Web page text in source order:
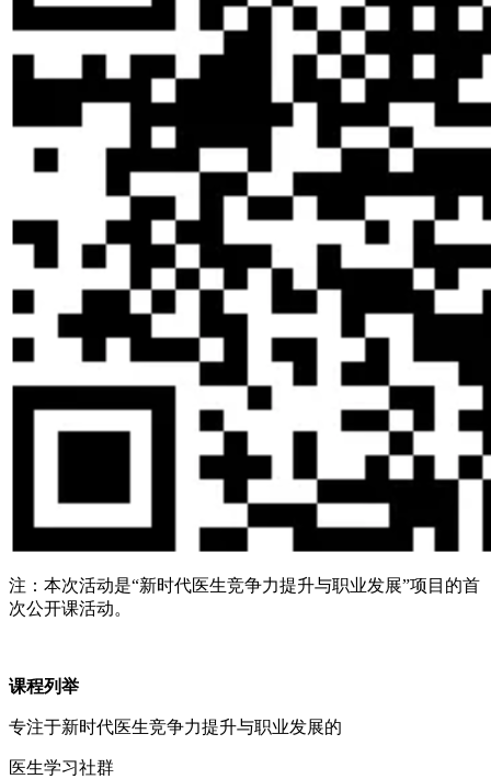
注：本次活动是“新时代医生竞争力提升与职业发展”项目的首
次公开课活动。
课程列举
专注于新时代医生竞争力提升与职业发展的
医生学习社群